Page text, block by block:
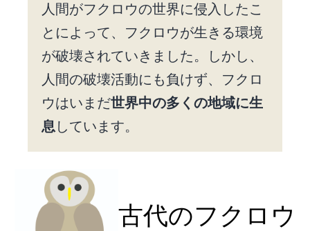
人間がフクロウの世界に侵入したこ
とによって、フクロウが生きる環境
が破壊されていきました。しかし、
人間の破壊活動にも負けず、フクロ
ウはいまだ世界中の多くの地域に生
息 しています。
古代のフクロウ